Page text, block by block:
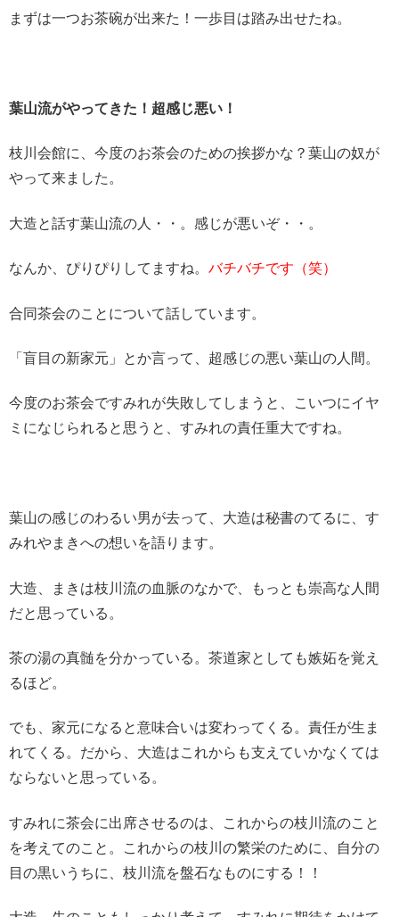
まずは一つお茶碗が出来た！一歩目は踏み出せたね。
葉山流がやってきた！超感じ悪い！
枝川会館に、今度のお茶会のための挨拶かな？ 葉山の奴が
やって来ました。
大造と話す葉山流の人・・。感じが悪いぞ・・。
なんか、ぴりぴりしてますね。 バチバチです（笑）
合同茶会のことについて話しています。
「盲目の新家元」とか言って、超感じの悪い葉山の人間。
今度のお茶会ですみれが失敗してしまうと、こいつにイヤ
ミになじられると思うと、すみれの責任重大ですね。
葉山の感じのわるい男が去って、大造は秘書のてるに、す
みれやまきへの想いを語ります。
大造、まきは枝川流の血脈のなかで、もっとも崇高な人間
だと思っている。
茶の湯の真髄を分かっている。茶道家としても嫉妬を覚え
るほど。
でも、 家元になると意味合いは変わってくる。責任が生ま
れてくる。 だから、大造はこれからも支えていかなくては
ならないと思っている。
すみれに茶会に出席させるのは、これからの枝川流のこと
を考えてのこと。これからの枝川の繁栄のために、
自分の
目の黒いうちに、枝川流を盤石なものにする！！